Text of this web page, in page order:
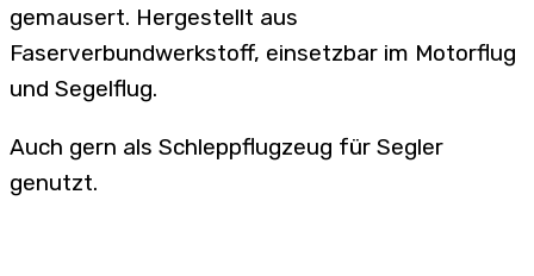
gemausert. Hergestellt aus
Faserverbundwerkstoff, einsetzbar im Motorflug
und Segelflug.
Auch gern als Schleppflugzeug für Segler
genutzt.